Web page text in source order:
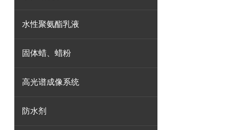
水性聚氨酯乳液
固体蜡、蜡粉
高光谱成像系统
防水剂